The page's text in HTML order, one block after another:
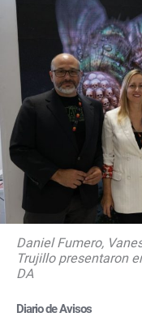
Daniel Fumero,
Trujillo presentaron
DA
Diario de Avisos